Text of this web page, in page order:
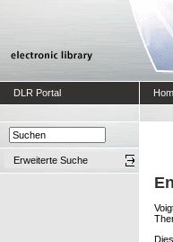
DLR Portal
Erweiterte Suche